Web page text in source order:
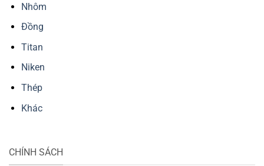
Nhôm
Đồng
Titan
Niken
Thép
Khác
CHÍNH SÁCH